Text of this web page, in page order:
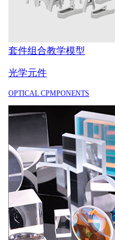
套件组合教学模型
光学元件
OPTICAL CPMPONENTS